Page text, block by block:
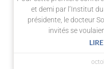
et demi par l’Institut
présidente, le docteur
invités se